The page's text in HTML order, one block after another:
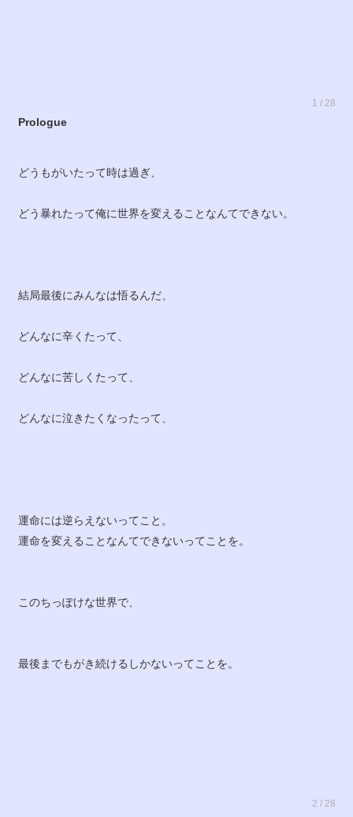
1 / 28
Prologue
どうもがいたって時は過ぎ、
どう暴れたって俺に世界を変えることなんてできない。
結局最後にみんなは悟るんだ、
どんなに辛くたって、
どんなに苦しくたって、
どんなに泣きたくなったって、
運命には逆らえないってこと。
運命を変えることなんてできないってことを。
このちっぽけな世界で、
最後までもがき続けるしかないってことを。
2 / 28